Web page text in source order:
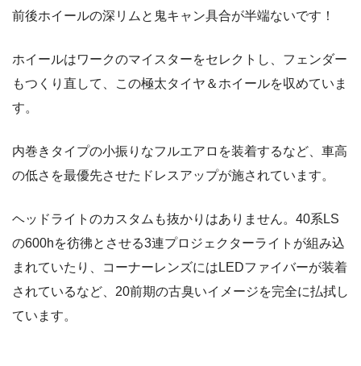
前後ホイールの深リムと鬼キャン具合が半端ないです！
ホイールはワークのマイスターをセレクトし、フェンダー
もつくり直して、この極太タイヤ＆ホイールを収めていま
す。
内巻きタイプの小振りなフルエアロを装着するなど、車高
の低さを最優先させたドレスアップが施されています。
ヘッドライトのカスタムも抜かりはありません。40系LS
の600hを彷彿とさせる3連プロジェクターライトが組み込
まれていたり、コーナーレンズにはLEDファイバーが装着
されているなど、20前期の古臭いイメージを完全に払拭し
ています。